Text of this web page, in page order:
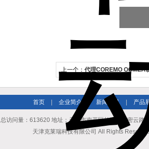
上一个： 代理COREMO OCMEA
首页 企业简介 | 新闻资讯 产品
总访问量：613620 地址：天津市南开区长江道与密云
天津克莱瑞科技有限公司 All Rights